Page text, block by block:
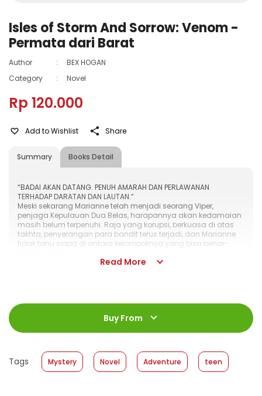
Isles of Storm And Sorrow: Venom -
Permata dari Barat
Author :
BEX HOGAN
Category
: Novel
Rp 120.000
Summary Books Detail
Add to Wishlist Share
“BADAI AKAN DATANG. PENUH AMARAH DAN PERLAWANAN
TERHADAP DARATAN DAN LAUTAN.”
Meski sekarang Marianne telah menjadi seorang Viper,
penjaga Kepulauan Dua Belas, harapannya akan kedamaian
masih belum terpenuhi. Raja yang korupsi, berkuasa di atas
takhta, penyerangan para bandit terus terjadi, dan Marianne
tidak tahu siapa di antara kelompoknya yang bisa benar-
Kemudian ia mengetahui sebuah ramalan: demi
Marianne belajar untuk mengendalikan kekuatan dalam
Read More
ISBN :
978-623-03-0767-6
456 halaman
Size
:
13 x 19
Format
: Softcover
Buy From
Tags Mystery Novel Adventure teen